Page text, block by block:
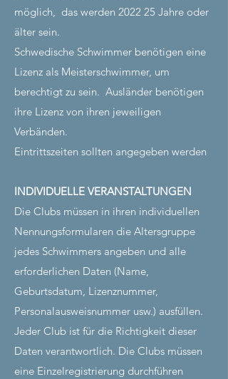
möglich, das werden 2022 25 Jahre oder
älter sein.
Schwedische Schwimmer benötigen eine
Lizenz als Meisterschwimmer, um
berechtigt zu sein. Ausländer benötigen
ihre Lizenz von ihren jeweiligen
Verbänden.
Eintrittszeiten sollten angegeben werden
INDIVIDUELLE VERANSTALTUNGEN
Die Clubs müssen in ihren individuellen
Nennungsformularen die Altersgruppe
jedes Schwimmers angeben und alle
erforderlichen Daten (Name,
Geburtsdatum, Lizenznummer,
Personalausweisnummer usw.) ausfüllen.
Jeder Club ist für die Richtigkeit dieser
Daten verantwortlich. Die Clubs müssen
eine Einzelregistrierung durchführen